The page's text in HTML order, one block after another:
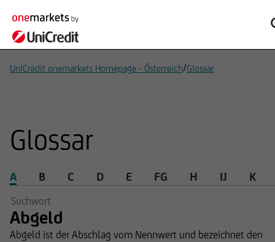
UniCredit onemarkets Homepage - Österreich/Glossar
Glossar
A B C D E FG H IJ K
Abgeld
Abgeld ist der Abschlag vom Nennwert und bezeichnet den